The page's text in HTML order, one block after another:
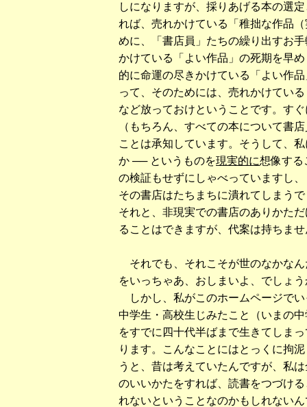
しになりますが、採りあげる本の選
れば、売れかけている「稚拙な作品
めに、「書店員」たちの繰り出すお
かけている「よい作品」の死期を早
的に命運の尽きかけている「よい作
って、そのためには、売れかけてい
など放っておけということです。す
（もちろん、すべての本について書
ことは承知しています。そうして、
か ── というものを現実的に想像する
の検証もせずにしゃべっていますし
その書店はたちまちに潰れてしまう
それと、非現実での書店のありかた
ることはできますが、代案は持ちま
それでも、それこそが世のなかな
をいっちゃあ、おしまいよ、でしょ
しかし、私がこのホームページで
中学生・高校生じみたこと（いまの
をすでに四十代半ばまで生きてしま
ります。こんなことにはとっくに拘
うと、昔は考えていたんですが、私
のいいかたをすれば、読書をつづけ
れないということなのかもしれない